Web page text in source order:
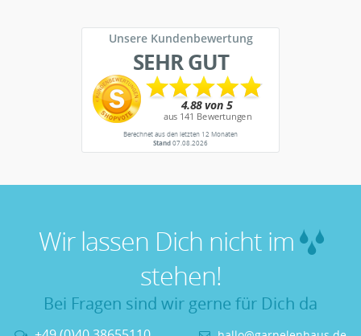
Unsere Kundenbewertung
SEHR GUT
Berechnet aus den letzten 12 Monaten
Stand07.08.2026
Wir lassen Dich nicht im
stehen!
Bei Fragen sind wir gerne für Dich da